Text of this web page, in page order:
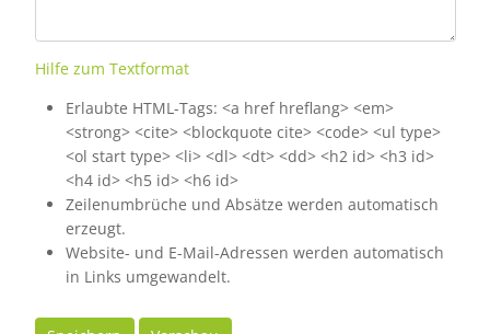
Hilfe zum Textformat
Erlaubte HTML-Tags: <a href hreflang> <em>
<strong> <cite> <blockquote cite> <code> <ul type>
<ol start type> <li> <dl> <dt> <dd> <h2 id> <h3 id>
<h4 id> <h5 id> <h6 id>
Zeilenumbrüche und Absätze werden automatisch
erzeugt.
Website- und E-Mail-Adressen werden automatisch
in Links umgewandelt.